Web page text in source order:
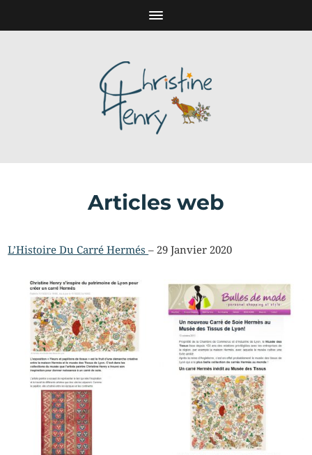
Articles web
L’Histoire Du Carré Hermés– 29 Janvier 2020